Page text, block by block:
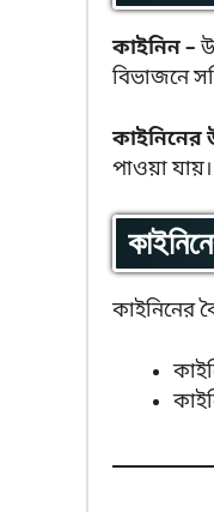
কাইনিন –
বিভাজনে
কাইনিনের
পাওয়া
কাইনিনের